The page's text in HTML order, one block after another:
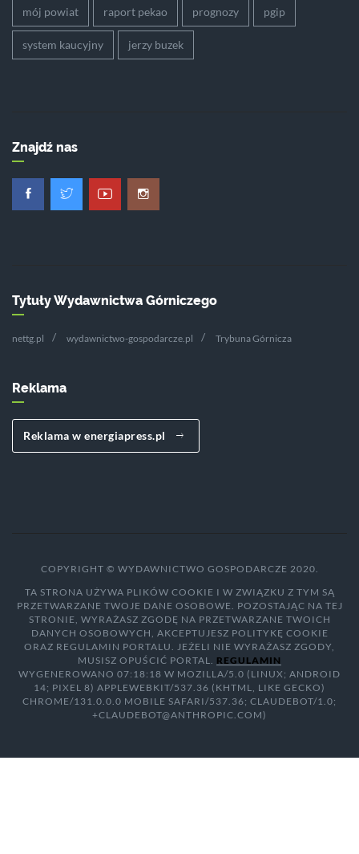
mój powiat raport pekao prognozy pgip
system kaucyjny jerzy buzek
Znajdź nas
Tytuły Wydawnictwa Górniczego
nettg.pl wydawnictwo-gospodarcze.pl Trybuna Górnicza
Reklama
Reklama w energiapress.pl
COPYRIGHT © WYDAWNICTWO GOSPODARCZE 2020.
TA STRONA UŻYWA PLIKÓW COOKIE I W ZWIĄZKU Z TYM SĄ
PRZETWARZANE TWOJE DANE OSOBOWE. POZOSTAJĄC NA TEJ
STRONIE, WYRAŻASZ ZGODĘ NA PRZETWARZANE TWOICH
DANYCH OSOBOWYCH, AKCEPTUJESZ POLITYKĘ COOKIE
ORAZ REGULAMIN PORTALU. JEŻELI NIE WYRAŻASZ ZGODY,
MUSISZ OPUŚCIĆ PORTAL. REGULAMIN
WYGENEROWANO 07:18:18 W MOZILLA/5.0 (LINUX; ANDROID
14; PIXEL 8) APPLEWEBKIT/537.36 (KHTML, LIKE GECKO)
CHROME/131.0.0.0 MOBILE SAFARI/537.36; CLAUDEBOT/1.0;
+CLAUDEBOT@ANTHROPIC.COM)